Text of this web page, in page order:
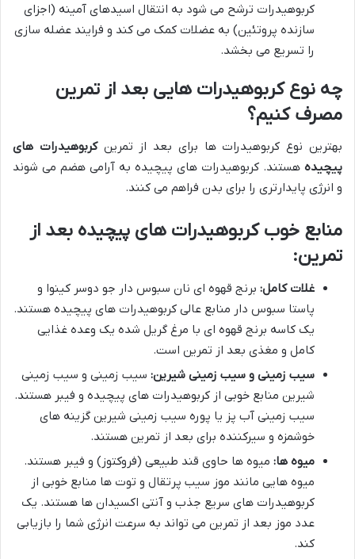
کربوهیدرات ترشح می شود به انتقال اسیدهای آمینه (اجزای
سازنده پروتئین) به عضلات کمک می کند و فرایند عضله سازی
را تسریع می بخشد.
چه نوع کربوهیدرات هایی بعد از تمرین
مصرف کنیم؟
بهترین نوع کربوهیدرات ها برای بعد از تمرینکربوهیدرات های
پیچیده هستند. کربوهیدرات های پیچیده به آرامی هضم می شوند
و انرژی پایدارتری را برای بدن فراهم می کنند.
منابع خوب کربوهیدرات های پیچیده بعد از
تمرین:
غلات کامل: برنج قهوه ای نان سبوس دار جو دوسر کینوا و
پاستا سبوس دار منابع عالی کربوهیدرات های پیچیده هستند.
یک کاسه برنج قهوه ای با مرغ گریل شده یک وعده غذایی
کامل و مغذی بعد از تمرین است.
سیب زمینی و سیب زمینی شیرین: سیب زمینی و سیب زمینی
شیرین منابع خوبی از کربوهیدرات های پیچیده و فیبر هستند.
سیب زمینی آب پز یا پوره سیب زمینی شیرین گزینه های
خوشمزه و سیرکننده برای بعد از تمرین هستند.
میوه ها: میوه ها حاوی قند طبیعی (فروکتوز) و فیبر هستند.
میوه هایی مانند موز سیب پرتقال و توت ها منابع خوبی از
کربوهیدرات های سریع جذب و آنتی اکسیدان ها هستند. یک
عدد موز بعد از تمرین می تواند به سرعت انرژی شما را بازیابی
کند.